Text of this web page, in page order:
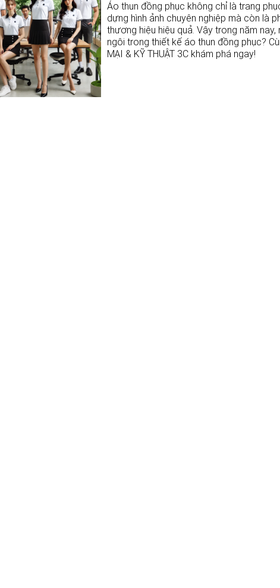
Áo thun đồng phục không chỉ là trang
dựng hình ảnh chuyên nghiệp mà còn là
thương hiệu hiệu quả. Vậy trong năm
ngôi trong thiết kế áo thun đồng phục?
MẠI & KỸ THUẬT 3C khám phá ngay!